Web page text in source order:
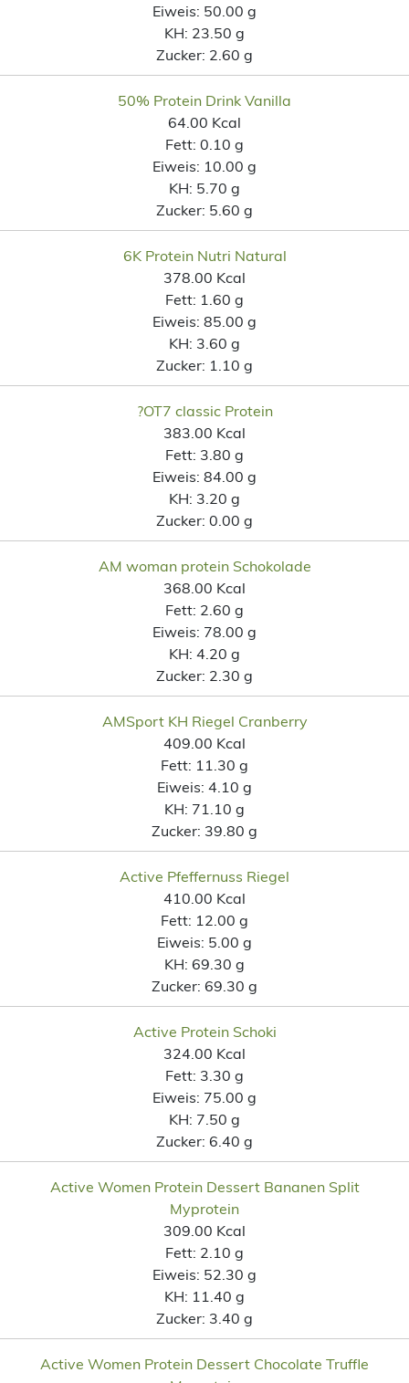
Eiweis: 50.00 g
KH: 23.50 g
Zucker: 2.60 g
50% Protein Drink Vanilla
64.00 Kcal
Fett: 0.10 g
Eiweis: 10.00 g
KH: 5.70 g
Zucker: 5.60 g
6K Protein Nutri Natural
378.00 Kcal
Fett: 1.60 g
Eiweis: 85.00 g
KH: 3.60 g
Zucker: 1.10 g
?OT7 classic Protein
383.00 Kcal
Fett: 3.80 g
Eiweis: 84.00 g
KH: 3.20 g
Zucker: 0.00 g
AM woman protein Schokolade
368.00 Kcal
Fett: 2.60 g
Eiweis: 78.00 g
KH: 4.20 g
Zucker: 2.30 g
AMSport KH Riegel Cranberry
409.00 Kcal
Fett: 11.30 g
Eiweis: 4.10 g
KH: 71.10 g
Zucker: 39.80 g
Active Pfeffernuss Riegel
410.00 Kcal
Fett: 12.00 g
Eiweis: 5.00 g
KH: 69.30 g
Zucker: 69.30 g
Active Protein Schoki
324.00 Kcal
Fett: 3.30 g
Eiweis: 75.00 g
KH: 7.50 g
Zucker: 6.40 g
Active Women Protein Dessert Bananen Split
Myprotein
309.00 Kcal
Fett: 2.10 g
Eiweis: 52.30 g
KH: 11.40 g
Zucker: 3.40 g
Active Women Protein Dessert Chocolate Truffle